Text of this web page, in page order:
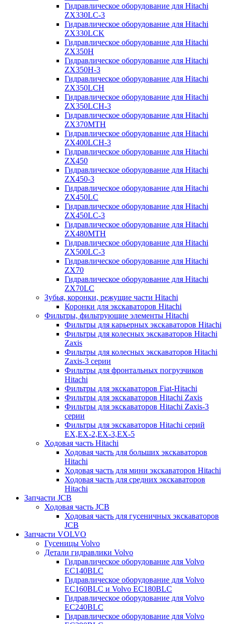
Гидравлическое оборудование для Hitachi
ZX330LC-3
Гидравлическое оборудование для Hitachi
ZX330LCK
Гидравлическое оборудование для Hitachi
ZX350H
Гидравлическое оборудование для Hitachi
ZX350H-3
Гидравлическое оборудование для Hitachi
ZX350LCH
Гидравлическое оборудование для Hitachi
ZX350LCH-3
Гидравлическое оборудование для Hitachi
ZX370MTH
Гидравлическое оборудование для Hitachi
ZX400LCH-3
Гидравлическое оборудование для Hitachi
ZX450
Гидравлическое оборудование для Hitachi
ZX450-3
Гидравлическое оборудование для Hitachi
ZX450LC
Гидравлическое оборудование для Hitachi
ZX450LC-3
Гидравлическое оборудование для Hitachi
ZX480MTH
Гидравлическое оборудование для Hitachi
ZX500LC-3
Гидравлическое оборудование для Hitachi
ZX70
Гидравлическое оборудование для Hitachi
ZX70LC
Зубья, коронки, режущие части Hitachi
Коронки для экскаваторов Hitachi
Фильтры, фильтрующие элементы Hitachi
Фильтры для карьерных экскаваторов Hitachi
Фильтры для колесных экскаваторов Hitachi
Zaxis
Фильтры для колесных экскаваторов Hitachi
Zaxis-3 серии
Фильтры для фронтальных погрузчиков
Hitachi
Фильтры для экскаваторов Fiat-Hitachi
Фильтры для экскаваторов Hitachi Zaxis
Фильтры для экскаваторов Hitachi Zaxis-3
серии
Фильтры для экскаваторов Hitachi серий
EX,EX-2,EX-3,EX-5
Ходовая часть Hitachi
Ходовая часть для больших экскаваторов
Hitachi
Ходовая часть для мини экскаваторов Hitachi
Ходовая часть для средних экскаваторов
Hitachi
Запчасти JCB
Ходовая часть JCB
Ходовая часть для гусеничных экскаваторов
JCB
Запчасти VOLVO
Гусеницы Volvo
Детали гидравлики Volvo
Гидравлическое оборудование для Volvo
EC140BLC
Гидравлическое оборудование для Volvo
EC160BLC и Volvo EC180BLC
Гидравлическое оборудование для Volvo
EC240BLC
Гидравлическое оборудование для Volvo